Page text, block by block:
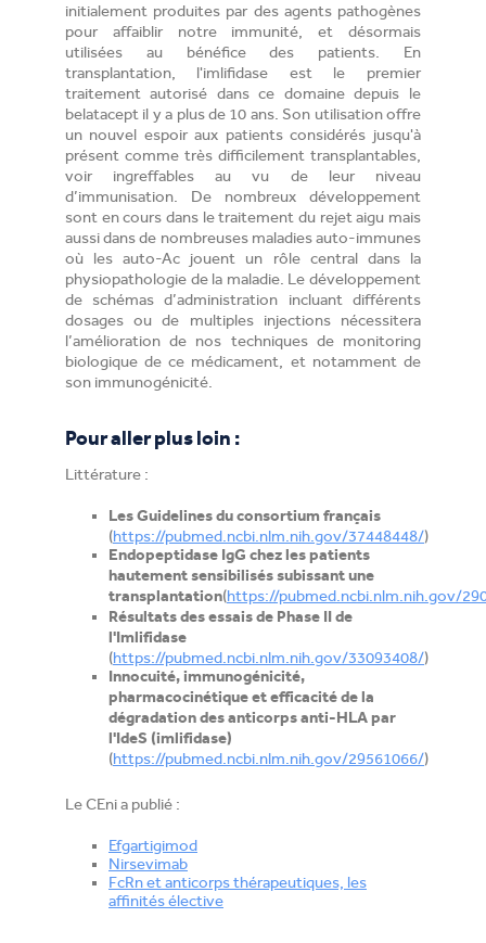
initialement produites par des agents pathogènes
pour affaiblir notre immunité, et désormais
utilisées au bénéfice des patients. En
transplantation, l'imlifidase est le premier
traitement autorisé dans ce domaine depuis le
belatacept il y a plus de 10 ans. Son utilisation offre
un nouvel espoir aux patients considérés jusqu'à
présent comme très difficilement transplantables,
voir ingreffables au vu de leur niveau
d’immunisation. De nombreux développement
sont en cours dans le traitement du rejet aigu mais
aussi dans de nombreuses maladies auto-immunes
où les auto-Ac jouent un rôle central dans la
physiopathologie de la maladie. Le développement
de schémas d’administration incluant différents
dosages ou de multiples injections nécessitera
l’amélioration de nos techniques de monitoring
biologique de ce médicament, et notamment de
son immunogénicité.
Pour aller plus loin :
Littérature :
Les Guidelines du consortium français
(https://pubmed.ncbi.nlm.nih.gov/37448448/)
Endopeptidase IgG chez les patients
hautement sensibilisés subissant une
transplantation(https://pubmed.ncbi.nlm.nih.gov/
Résultats des essais de Phase II de
l'Imlifidase
(https://pubmed.ncbi.nlm.nih.gov/33093408/)
Innocuité, immunogénicité,
pharmacocinétique et efficacité de la
dégradation des anticorps anti-HLA par
l'IdeS (imlifidase)
(https://pubmed.ncbi.nlm.nih.gov/29561066/)
Le CEni a publié :
Efgartigimod
Nirsevimab
FcRn et anticorps thérapeutiques, les
affinités élective